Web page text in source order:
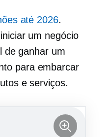
até 2026.
um negócio
de ganhar um
para embarcar
e serviços.